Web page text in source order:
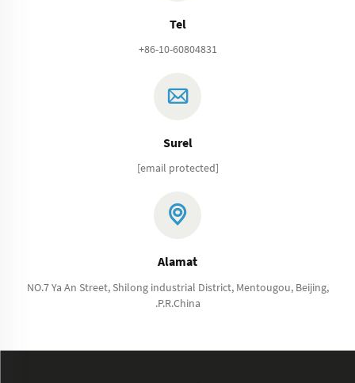
Tel
+86-10-60804831
Surel
[email protected]
Alamat
NO.7 Ya An Street, Shilong industrial District, Mentougou, Beijing,
.P.R.China